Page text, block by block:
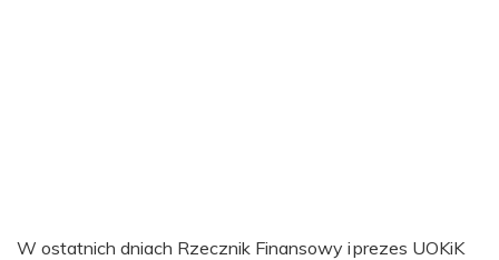
W ostatnich dniach Rzecznik Finansowy i prezes UOKiK